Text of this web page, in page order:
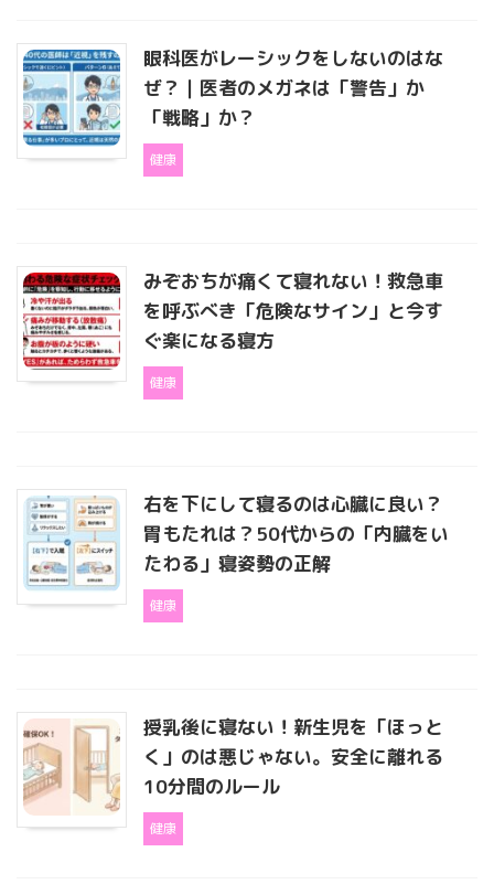
眼科医がレーシックをしないのはな
ぜ？｜医者のメガネは「警告」か
「戦略」か？
健康
みぞおちが痛くて寝れない！救急車
を呼ぶべき「危険なサイン」と今す
ぐ楽になる寝方
健康
右を下にして寝るのは心臓に良い？
胃もたれは？50代からの「内臓をい
たわる」寝姿勢の正解
健康
授乳後に寝ない！新生児を「ほっと
く」のは悪じゃない。安全に離れる
10分間のルール
健康